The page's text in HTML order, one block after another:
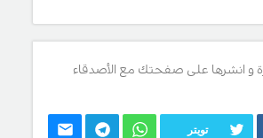
و انشرها على صفحتك مع الأصدقاء
تويتر